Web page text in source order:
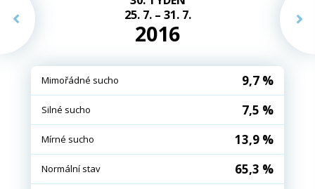
25. 7. – 31. 7.
2016
Mimořádné sucho 9,7 %
Silné sucho 7,5 %
Mírné sucho 13,9 %
Normální stav 65,3 %